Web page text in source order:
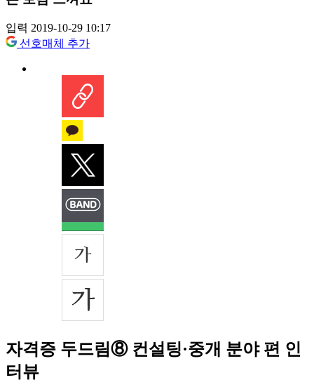
입력 2019-10-29 10:17
선호매체 추가
자격증 두드림⑧ 컨설팅·중개 분야 편 인
터뷰